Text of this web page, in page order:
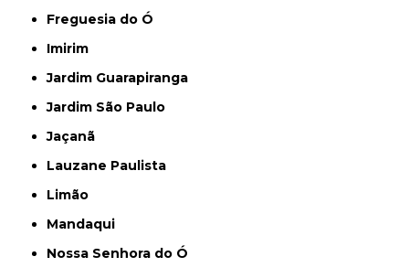
Freguesia do Ó
Imirim
Jardim Guarapiranga
Jardim São Paulo
Jaçanã
Lauzane Paulista
Limão
Mandaqui
Nossa Senhora do Ó